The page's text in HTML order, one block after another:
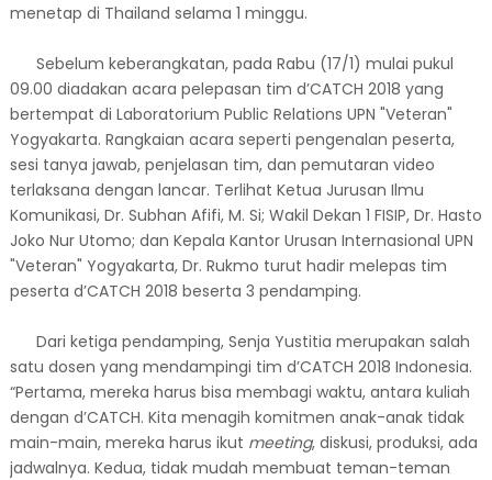
menetap di Thailand selama 1 minggu.
Sebelum keberangkatan, pada Rabu (17/1) mulai pukul
09.00 diadakan acara pelepasan tim d’CATCH 2018 yang
bertempat di Laboratorium Public Relations UPN "Veteran"
Yogyakarta. Rangkaian acara seperti pengenalan peserta,
sesi tanya jawab, penjelasan tim, dan pemutaran video
terlaksana dengan lancar. Terlihat Ketua Jurusan Ilmu
Komunikasi, Dr. Subhan Afifi, M. Si; Wakil Dekan 1 FISIP, Dr. Hasto
Joko Nur Utomo; dan Kepala Kantor Urusan Internasional UPN
"Veteran" Yogyakarta, Dr. Rukmo turut hadir melepas tim
peserta d’CATCH 2018 beserta 3 pendamping.
Dari ketiga pendamping, Senja Yustitia merupakan salah
satu dosen yang mendampingi tim d’CATCH 2018 Indonesia.
“Pertama, mereka harus bisa membagi waktu, antara kuliah
dengan d’CATCH. Kita menagih komitmen anak-anak tidak
main-main, mereka harus ikut meeting, diskusi, produksi, ada
jadwalnya. Kedua, tidak mudah membuat teman-teman